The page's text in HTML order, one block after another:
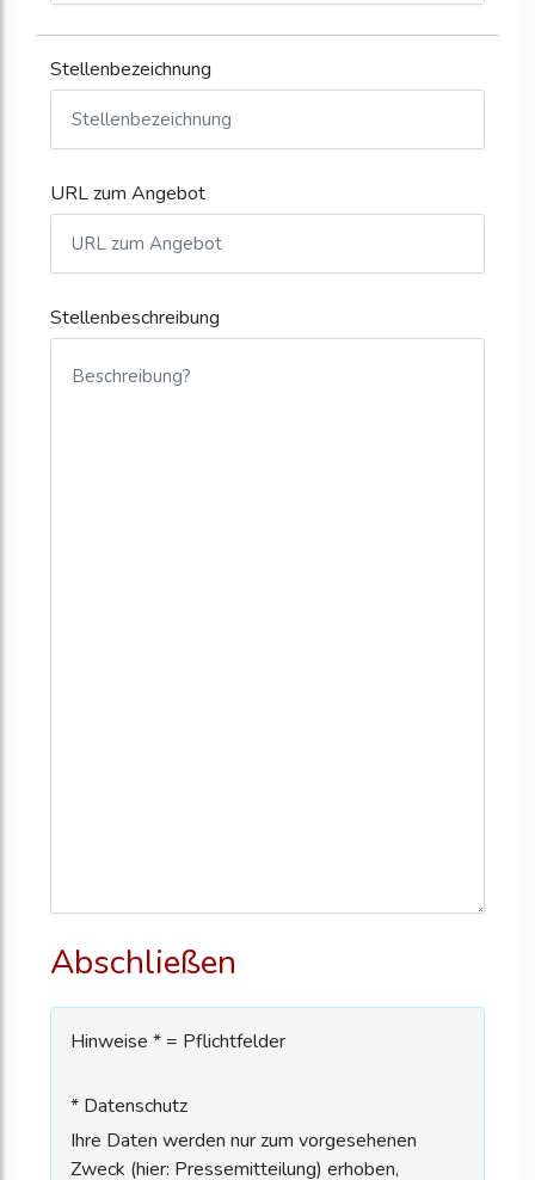
Stellenbezeichnung
URL zum Angebot
Stellenbeschreibung
Abschließen
Hinweise * = Pflichtfelder
* Datenschutz
Ihre Daten werden nur zum vorgesehenen
Zweck (hier: Pressemitteilung) erhoben,